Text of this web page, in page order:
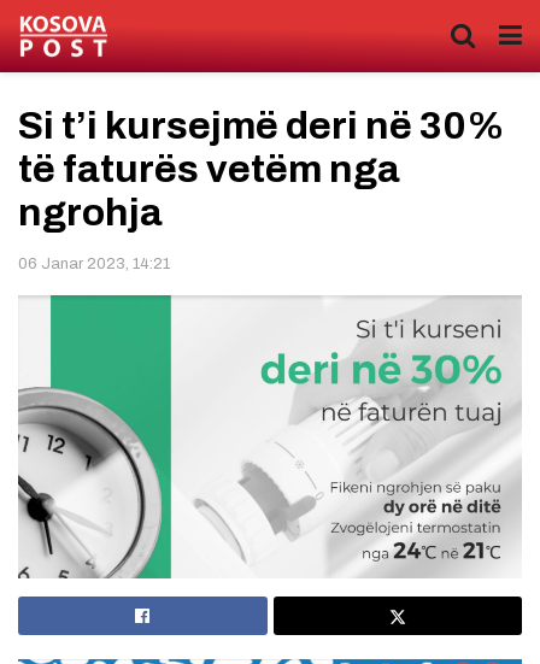
Si t’i kursejmë deri në 30%
të faturës vetëm nga
ngrohja
06 Janar 2023, 14:21